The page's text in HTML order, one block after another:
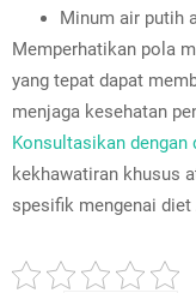
Minum air putih
Memperhatikan pola
yang tepat dapat
menjaga kesehatan
Konsultasikan dengan
kekhawatiran khusus
spesifik mengenai diet